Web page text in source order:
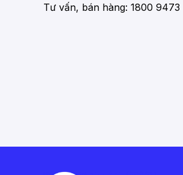
Tư vấn, bán hàng: 1800 9473